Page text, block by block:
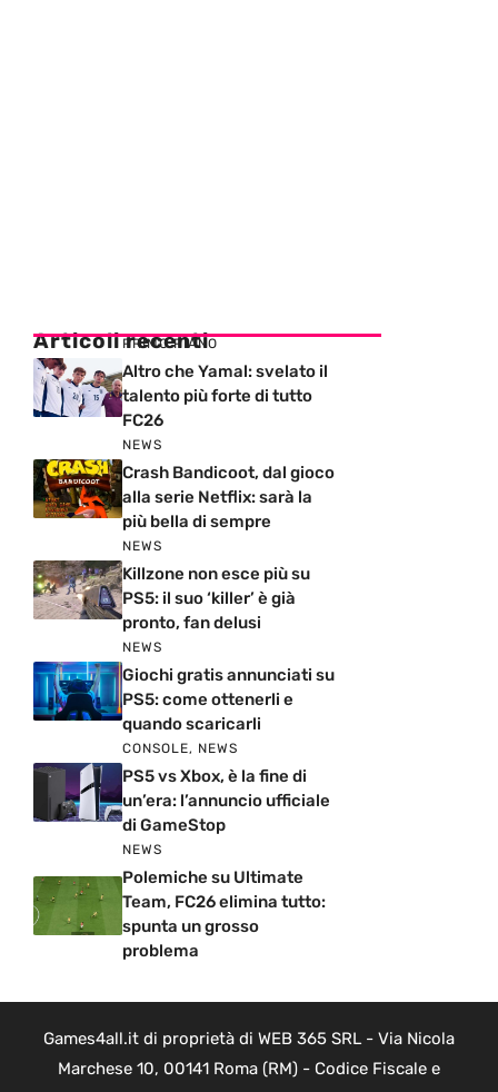
Articoli recenti
PRIMO PIANO
Altro che Yamal: svelato il
talento più forte di tutto
FC26
NEWS
Crash Bandicoot, dal gioco
alla serie Netflix: sarà la
più bella di sempre
NEWS
Killzone non esce più su
PS5: il suo ‘killer’ è già
pronto, fan delusi
NEWS
Giochi gratis annunciati su
PS5: come ottenerli e
quando scaricarli
CONSOLE, NEWS
PS5 vs Xbox, è la fine di
un’era: l’annuncio ufficiale
di GameStop
NEWS
Polemiche su Ultimate
Team, FC26 elimina tutto:
spunta un grosso
problema
Games4all.it di proprietà di WEB 365 SRL - Via Nicola
Marchese 10, 00141 Roma (RM) - Codice Fiscale e